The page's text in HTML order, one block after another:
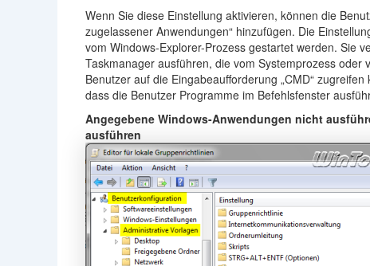
Wenn Sie diese Einstellung aktivieren, können die
zugelassener Anwendungen“ hinzufügen. Die
vom Windows-Explorer-Prozess gestartet werden. Sie
Taskmanager ausführen, die vom Systemprozess
Benutzer auf die Eingabeaufforderung „CMD“
dass die Benutzer Programme im Befehlsfenster
Angegebene Windows-Anwendungen nicht
ausführen